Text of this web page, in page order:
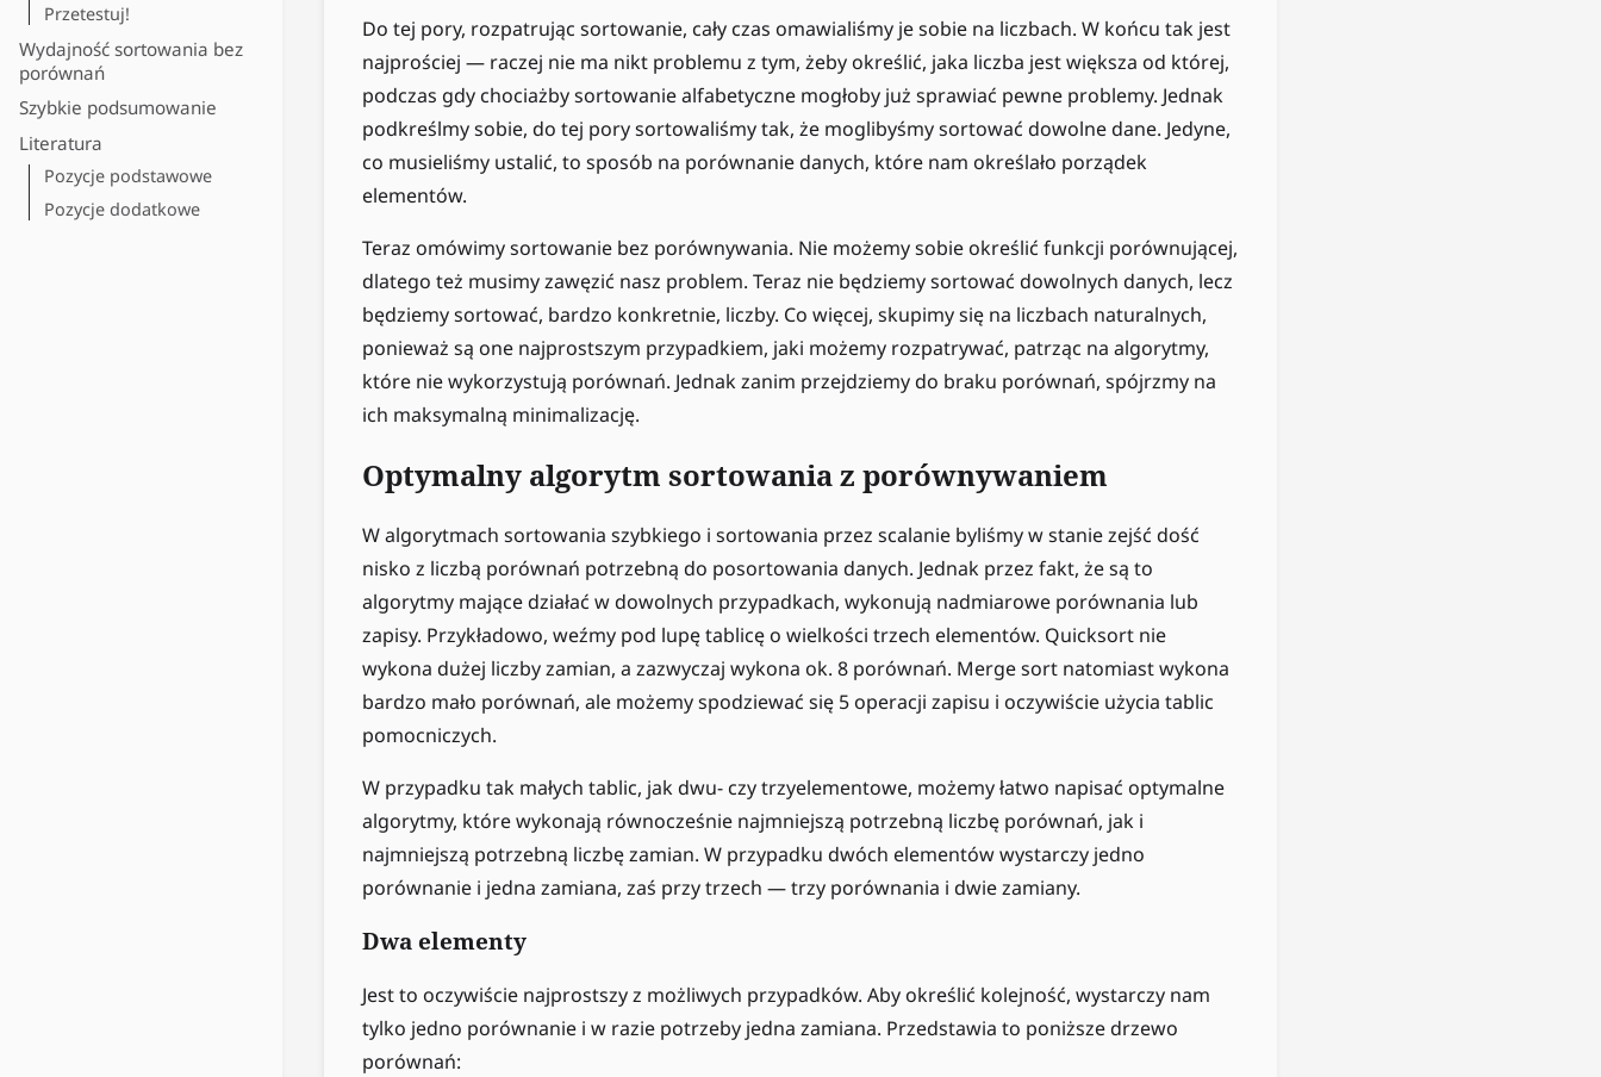
Przetestuj!
Wydajność sortowania bez
porównań
Szybkie podsumowanie
Literatura
Pozycje podstawowe
Pozycje dodatkowe
Do tej pory, rozpatrując sortowanie, cały czas omawialiśmy je sobie na liczbach. W końcu tak jest
najprościej — raczej nie ma nikt problemu z tym, żeby określić, jaka liczba jest większa od której,
podczas gdy chociażby sortowanie alfabetyczne mogłoby już sprawiać pewne problemy. Jednak
podkreślmy sobie, do tej pory sortowaliśmy tak, że moglibyśmy sortować dowolne dane. Jedyne,
co musieliśmy ustalić, to sposób na porównanie danych, które nam określało porządek
elementów.
Teraz omówimy sortowanie bez porównywania. Nie możemy sobie określić funkcji porównującej,
dlatego też musimy zawęzić nasz problem. Teraz nie będziemy sortować dowolnych danych, lecz
będziemy sortować, bardzo konkretnie, liczby. Co więcej, skupimy się na liczbach naturalnych,
ponieważ są one najprostszym przypadkiem, jaki możemy rozpatrywać, patrząc na algorytmy,
które nie wykorzystują porównań. Jednak zanim przejdziemy do braku porównań, spójrzmy na
ich maksymalną minimalizację.
Optymalny algorytm sortowania z porównywaniem
W algorytmach sortowania szybkiego i sortowania przez scalanie byliśmy w stanie zejść dość
nisko z liczbą porównań potrzebną do posortowania danych. Jednak przez fakt, że są to
algorytmy mające działać w dowolnych przypadkach, wykonują nadmiarowe porównania lub
zapisy. Przykładowo, weźmy pod lupę tablicę o wielkości trzech elementów. Quicksort nie
wykona dużej liczby zamian, a zazwyczaj wykona ok. 8 porównań. Merge sort natomiast wykona
bardzo mało porównań, ale możemy spodziewać się 5 operacji zapisu i oczywiście użycia tablic
pomocniczych.
W przypadku tak małych tablic, jak dwu- czy trzyelementowe, możemy łatwo napisać optymalne
algorytmy, które wykonają równocześnie najmniejszą potrzebną liczbę porównań, jak i
najmniejszą potrzebną liczbę zamian. W przypadku dwóch elementów wystarczy jedno
porównanie i jedna zamiana, zaś przy trzech — trzy porównania i dwie zamiany.
Dwa elementy
Jest to oczywiście najprostszy z możliwych przypadków. Aby określić kolejność, wystarczy nam
tylko jedno porównanie i w razie potrzeby jedna zamiana. Przedstawia to poniższe drzewo
porównań: